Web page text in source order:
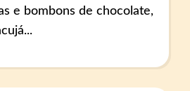
e bombons de chocolate,